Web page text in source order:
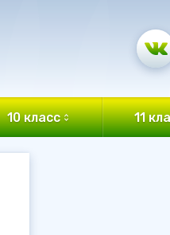
10 класс 11